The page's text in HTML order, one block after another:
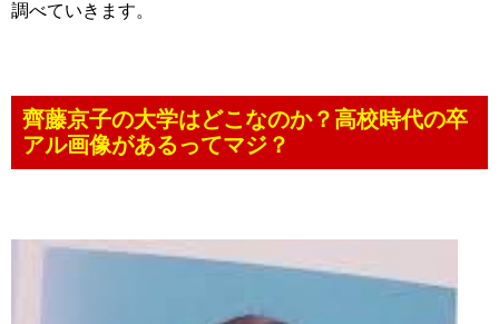
調べていきます。
齊藤京子の大学はどこなのか？高校時代の卒
アル画像があるってマジ？